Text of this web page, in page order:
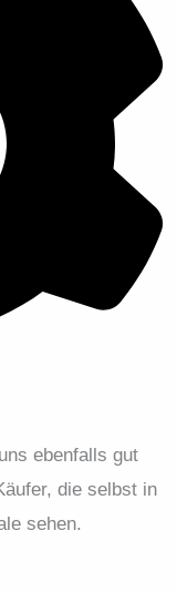
ebenfalls gut
die selbst in
sehen.